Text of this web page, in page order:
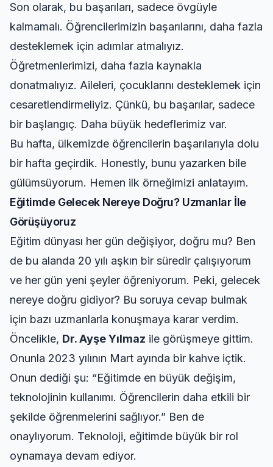
Son olarak, bu başarıları, sadece övgüyle
kalmamalı. Öğrencilerimizin başarılarını, daha fazla
desteklemek için adımlar atmalıyız.
Öğretmenlerimizi, daha fazla kaynakla
donatmalıyız. Aileleri, çocuklarını desteklemek için
cesaretlendirmeliyiz. Çünkü, bu başarılar, sadece
bir başlangıç. Daha büyük hedeflerimiz var.
Bu hafta, ülkemizde öğrencilerin başarılarıyla dolu
bir hafta geçirdik. Honestly, bunu yazarken bile
gülümsüyorum. Hemen ilk örneğimizi anlatayım.
Eğitimde Gelecek Nereye Doğru? Uzmanlar İle
Görüşüyoruz
Eğitim dünyası her gün değişiyor, doğru mu? Ben
de bu alanda 20 yılı aşkın bir süredir çalışıyorum
ve her gün yeni şeyler öğreniyorum. Peki, gelecek
nereye doğru gidiyor? Bu soruya cevap bulmak
için bazı uzmanlarla konuşmaya karar verdim.
Öncelikle, Dr. Ayşe Yılmaz ile görüşmeye gittim.
Onunla 2023 yılının Mart ayında bir kahve içtik.
Onun dediği şu: “Eğitimde en büyük değişim,
teknolojinin kullanımı. Öğrencilerin daha etkili bir
şekilde öğrenmelerini sağlıyor.” Ben de
onaylıyorum. Teknoloji, eğitimde büyük bir rol
oynamaya devam ediyor.